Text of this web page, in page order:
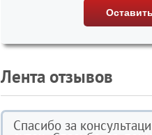
Лента отзывов
Спасибо за